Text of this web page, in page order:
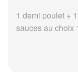
1 demi poulet +
sauces au choix